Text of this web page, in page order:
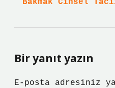
Bakmak Cinsel
Bir yanıt yazın
E-posta adresiniz